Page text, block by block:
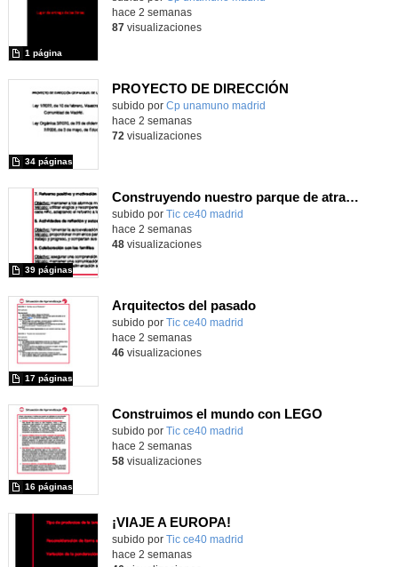
1 página
hace 2 semanas
87visualizaciones
PROYECTO DE DIRECCIÓN
Contenido educativo.
subido por Cp unamuno madrid
34 páginas
hace 2 semanas
72 visualizaciones
Construyendo nuestro parque de atracciones
subido por Tic ce40 madrid
39 páginas
hace 2 semanas
48visualizaciones
Arquitectos del pasado
subido por Tic ce40 madrid
17 páginas
hace 2 semanas
46visualizaciones
Construimos el mundo con LEGO
subido por Tic ce40 madrid
16 páginas
hace 2 semanas
58visualizaciones
¡VIAJE A EUROPA!
subido por Tic ce40 madrid
hace 2 semanas